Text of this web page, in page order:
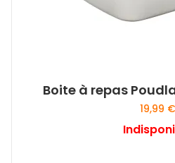
Boite à repas
19,99 €